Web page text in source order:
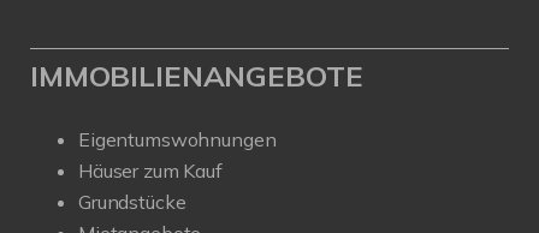
IMMOBILIENANGEBOTE
Eigentumswohnungen
Häuser zum Kauf
Grundstücke